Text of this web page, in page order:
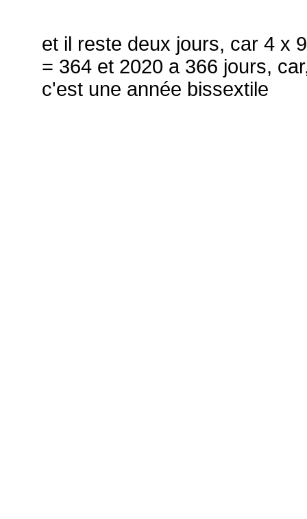
et il reste deux jours, car 4 x
= 364 et 2020 a 366 jours,
c'est une année bissextile